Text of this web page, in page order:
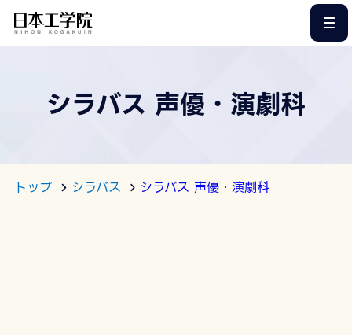
シラバス 声優・演劇科
トップ シラバス シラバス 声優・演劇科